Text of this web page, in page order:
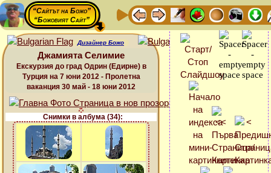
“Сайтът на Божо”
“Божовият Сайт”
Дизайнер Божо
Джамията Селимие
Екскурзия до град Одрин (Едирне) в
Турция на 7 юни 2012 - Пролетна
ваканция 30 май - 18 юни 2012
Снимки в албума (34):